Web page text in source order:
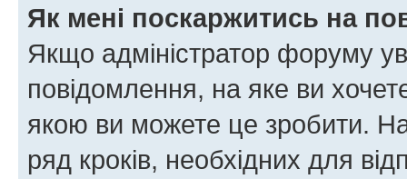
Як мені поскаржитись на
Якщо адміністратор форуму
повідомлення, на яке ви
якою ви можете це зробити.
ряд кроків, необхідних для